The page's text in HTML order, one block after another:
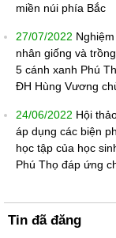
miền núi phía Bắc
27/07/2022
nhân giống và
5 cánh xanh Phú
ĐH Hùng Vương
24/06/2022 Hội
áp dụng các biện
học tập của học
Phú Thọ đáp ứng
Tin đã đăng